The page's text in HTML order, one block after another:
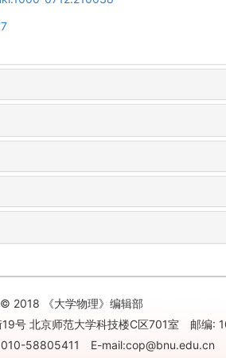
2018 《大学物理》编辑部
19号 北京师范大学科技楼C区701室 邮编:
58805411 E-mail:cop@bnu.edu.cn